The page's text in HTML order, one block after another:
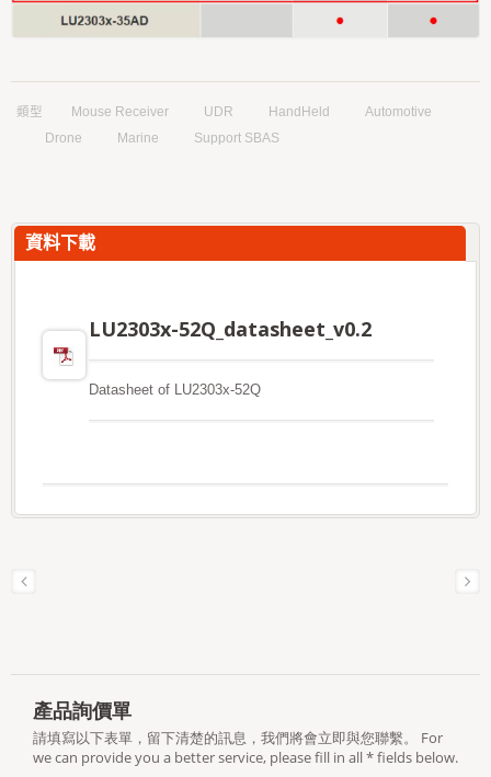
類型 Mouse Receiver UDR HandHeld
Automotive
Drone
Marine Support SBAS
資料下載
LU2303x-52Q_datasheet_v0.2
Datasheet of LU2303x-52Q